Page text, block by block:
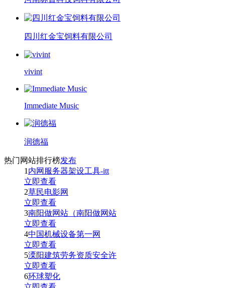
四川红金宝饲料有限公司
vivint
Immediate Music
润德福
热门网站排行榜发布
1 内网服务器架设工具-itt
立即查看
2草民电影网
立即查看
3南阳做网站（南阳做网站
立即查看
4中国机械设备第一网
立即查看
5溧阳建筑劳务资质安全许
立即查看
6环球塑化